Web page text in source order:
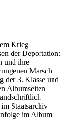
Krieg
der Deportation:
und ihre
Marsch
der 3. Klasse und
Albumseiten
Staatsarchiv
im Album